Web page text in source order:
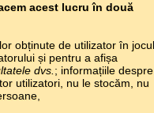
acest lucru în două
obținute de utilizator în jocul
și pentru a afișa
dvs. ; informațiile despre
utilizatori, nu le stocăm, nu